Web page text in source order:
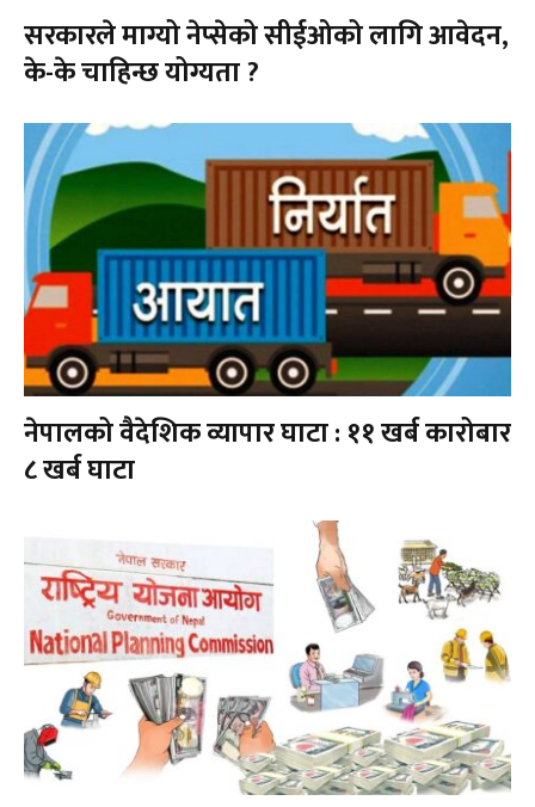
सरकारले माग्यो नेप्सेको सीईओको लागि आवेदन,
के-के चाहिन्छ योग्यता ?
नेपालको वैदेशिक व्यापार घाटा : ११ खर्ब कारोबार
८ खर्ब घाटा